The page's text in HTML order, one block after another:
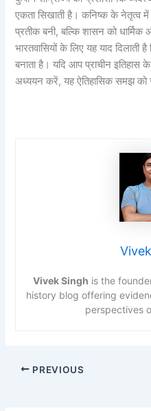
एकता सिखाती है। कनिष्क के नेतृत्व में
प्रतीक बनी, बल्कि शासन को
भारतवासियों के लिए यह याद
बनाता है। यदि आप प्राचीन इतिहास
अध्ययन करें, यह ऐतिहासिक समझ को
Vivek Singh is the
history blog offering
perspectives
PREVIOUS